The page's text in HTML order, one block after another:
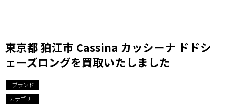
東京都 狛江市 Cassina カッシーナ ドドシ
ェーズロングを買取いたしました
ブランド
カテゴリー